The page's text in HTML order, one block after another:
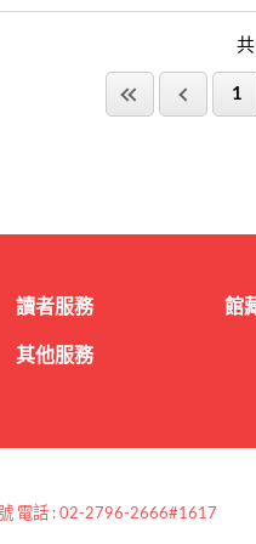
共
1
讀者服務 館
其他服務
電話 : 02-2796-2666#1617